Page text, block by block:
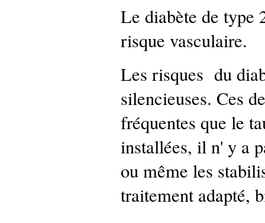
Le diabète de type
risque vasculaire.
Les risques du
silencieuses. Ces
fréquentes que le
installées, il n' y a
ou même les
traitement adapté,